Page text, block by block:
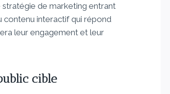
de marketing entrant
contenu interactif qui répond
leur engagement et leur
cible